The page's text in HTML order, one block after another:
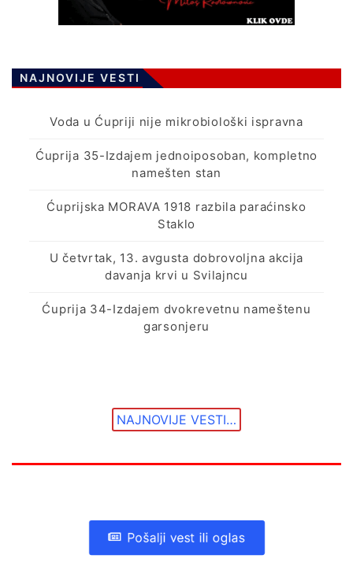
NAJNOVIJE VESTI
Voda u Ćupriji nije mikrobiološki ispravna
Ćuprija 35-Izdajem jednoiposoban, kompletno
namešten stan
Ćuprijska MORAVA 1918 razbila paraćinsko
Staklo
U četvrtak, 13. avgusta dobrovoljna akcija
davanja krvi u Svilajncu
Ćuprija 34-Izdajem dvokrevetnu nameštenu
garsonjeru
NAJNOVIJE VESTI…
Pošalji vest ili oglas